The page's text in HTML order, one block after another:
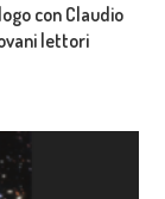
con Claudio
lettori